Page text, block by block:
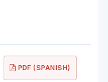
PDF (SPANISH)